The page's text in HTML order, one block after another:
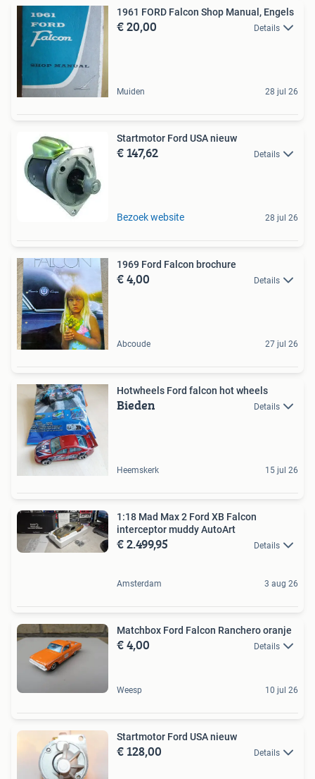
1961 FORD Falcon Shop Manual, Engels
€ 20,00 Details
Muiden 28 jul 26
Startmotor Ford USA nieuw
€ 147,62 Details
Bezoek website 28 jul 26
1969 Ford Falcon brochure
€ 4,00 Details
Abcoude 27 jul 26
Hotwheels Ford falcon hot wheels
Bieden Details
Heemskerk 15 jul 26
1:18 Mad Max 2 Ford XB Falcon
interceptor muddy AutoArt
€ 2.499,95 Details
Amsterdam 3 aug 26
Matchbox Ford Falcon Ranchero oranje
€ 4,00 Details
Weesp 10 jul 26
Startmotor Ford USA nieuw
€ 128,00 Details